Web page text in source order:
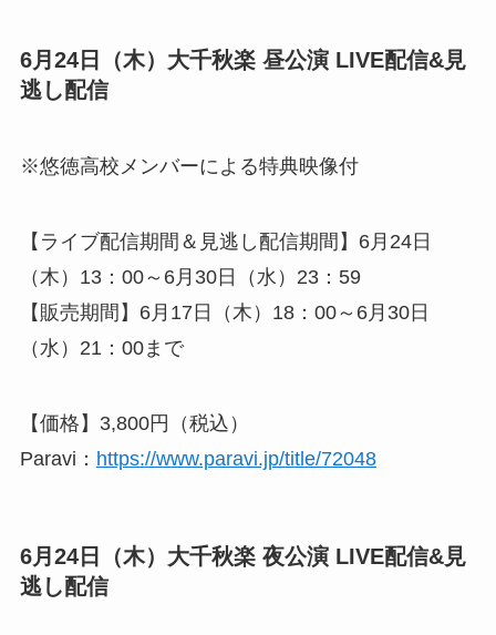
6月24日（木）大千秋楽 昼公演 LIVE配信&見
逃し配信
※悠徳高校メンバーによる特典映像付
【ライブ配信期間＆見逃し配信期間】6月24日
（木）13：00～6月30日（水）23：59
【販売期間】6月17日（木）18：00～6月30日
（水）21：00まで
【価格】3,800円（税込）
Paravi： https://www.paravi.jp/title/72048
6月24日（木）大千秋楽 夜公演 LIVE配信&見
逃し配信